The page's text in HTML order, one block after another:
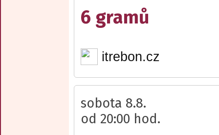
6 gramů
itrebon.cz
sobota 8.8.
od 20:00 hod.